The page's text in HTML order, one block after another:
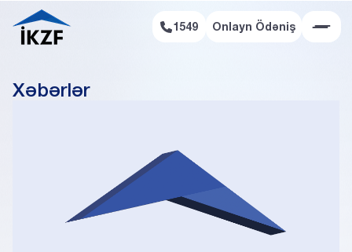
Onlayn Ödəniş 1549 Onlayn Ödəniş
Xəbərlər